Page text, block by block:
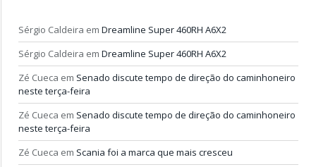
Sérgio Caldeira em Dreamline Super 460RH A6X2
Sérgio Caldeira em Dreamline Super 460RH A6X2
Zé Cueca em Senado discute tempo de direção do caminhoneiro
neste terça-feira
Zé Cueca em Senado discute tempo de direção do caminhoneiro
neste terça-feira
Zé Cueca em Scania foi a marca que mais cresceu